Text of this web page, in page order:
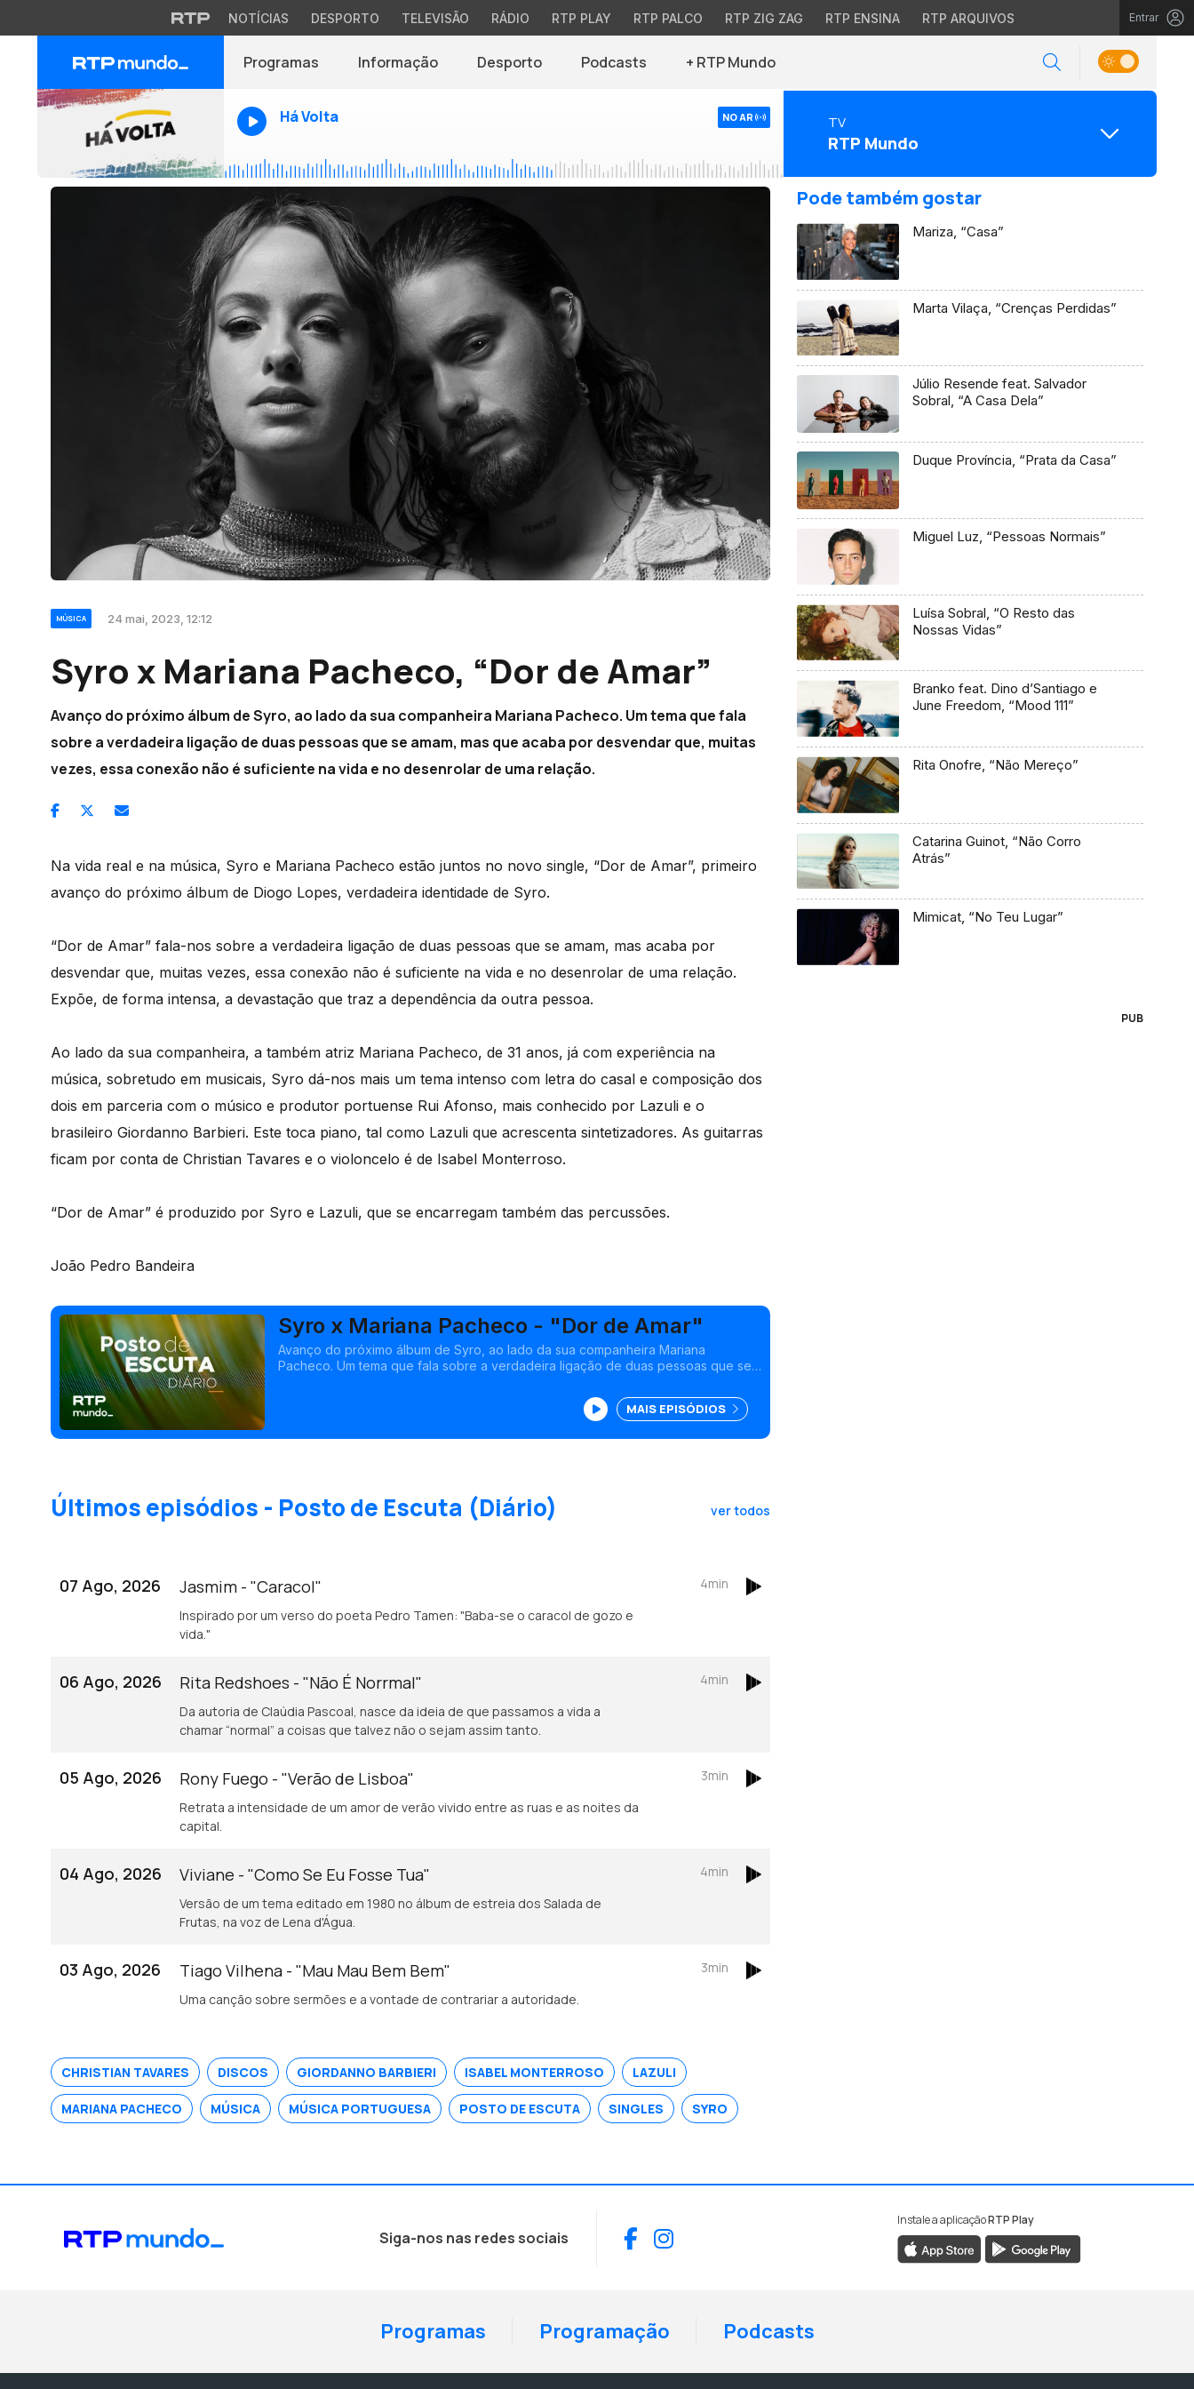
NOTÍCIAS DESPORTO TELEVISÃO RÁDIO RTP PLAY RTP PALCO RTP ZIG ZAG RTP ENSINA RTP ARQUIVOS Entrar
Programas Informação Desporto Podcasts + RTP Mundo
Há Volta NO AR TV
RTP Mundo
MÚSICA 24 mai, 2023, 12:12
Syro x Mariana Pacheco, “Dor de Amar”
Avanço do próximo álbum de Syro, ao lado da sua companheira Mariana Pacheco. Um tema que fala
sobre a verdadeira ligação de duas pessoas que se amam, mas que acaba por desvendar que, muitas
vezes, essa conexão não é suficiente na vida e no desenrolar de uma relação.
Na vida real e na música, Syro e Mariana Pacheco estão juntos no novo single, “Dor de Amar”, primeiro
avanço do próximo álbum de Diogo Lopes, verdadeira identidade de Syro.
“Dor de Amar” fala-nos sobre a verdadeira ligação de duas pessoas que se amam, mas acaba por
desvendar que, muitas vezes, essa conexão não é suficiente na vida e no desenrolar de uma relação.
Expõe, de forma intensa, a devastação que traz a dependência da outra pessoa.
Ao lado da sua companheira, a também atriz Mariana Pacheco, de 31 anos, já com experiência na
música, sobretudo em musicais, Syro dá-nos mais um tema intenso com letra do casal e composição dos
dois em parceria com o músico e produtor portuense Rui Afonso, mais conhecido por Lazuli e o
brasileiro Giordanno Barbieri. Este toca piano, tal como Lazuli que acrescenta sintetizadores. As guitarras
ficam por conta de Christian Tavares e o violoncelo é de Isabel Monterroso.
“Dor de Amar” é produzido por Syro e Lazuli, que se encarregam também das percussões.
João Pedro Bandeira
Syro x Mariana Pacheco - "Dor de Amar"
Avanço do próximo álbum de Syro, ao lado da sua companheira Mariana
Pacheco. Um tema que fala sobre a verdadeira ligação de duas pessoas que se
MAIS EPISÓDIOS
Últimos episódios - Posto de Escuta (Diário) ver todos
07 Ago, 2026 Jasmim - "Caracol"
Inspirado por um verso do poeta Pedro Tamen: "Baba-se o caracol de gozo e
vida."
4min
06 Ago, 2026 Rita Redshoes - "Não É Norrmal"
Da autoria de Claúdia Pascoal, nasce da ideia de que passamos a vida a
chamar “normal” a coisas que talvez não o sejam assim tanto.
4min
05 Ago, 2026 Rony Fuego - "Verão de Lisboa"
Retrata a intensidade de um amor de verão vivido entre as ruas e as noites da
capital.
3min
04 Ago, 2026 Viviane - "Como Se Eu Fosse Tua"
Versão de um tema editado em 1980 no álbum de estreia dos Salada de
Frutas, na voz de Lena d'Água.
4min
03 Ago, 2026 Tiago Vilhena - "Mau Mau Bem Bem"
Uma canção sobre sermões e a vontade de contrariar a autoridade.
3min
CHRISTIAN TAVARES DISCOS GIORDANNO BARBIERI ISABEL MONTERROSO LAZULI
MARIANA PACHECO MÚSICA MÚSICA PORTUGUESA POSTO DE ESCUTA SINGLES SYRO
Pode também gostar
Mariza, “Casa”
Marta Vilaça, “Crenças Perdidas”
Júlio Resende feat. Salvador
Sobral, “A Casa Dela”
Duque Província, “Prata da Casa”
Miguel Luz, “Pessoas Normais”
Luísa Sobral, “O Resto das
Nossas Vidas”
Branko feat. Dino d’Santiago e
June Freedom, “Mood 111”
Rita Onofre, “Não Mereço”
Catarina Guinot, “Não Corro
Atrás”
Mimicat, “No Teu Lugar”
PUB
Siga-nos nas redes sociais Facebook
Instagram
Instale a aplicaçãoRTP Play
Programas Programação Podcasts